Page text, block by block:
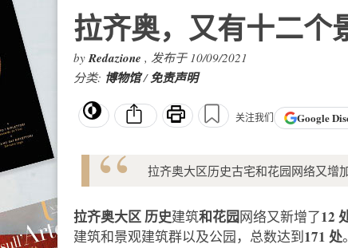
拉齐奥，又有十二个
byRedazione , 发布于 10/09/2021
分类: 博物馆/免责声明
关注我们 Google
拉齐奥大区历史古宅和花园网络又增
拉齐奥大区历史建筑和花园网络又新增了12
建筑和景观建筑群以及公园，总数达到171 处。